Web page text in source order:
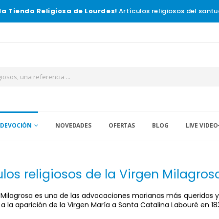
Tienda Religiosa de Lourdes! Artículos religiosos del
NOVEDADES OFERTAS BLOG LIVE
religiosos de la Virgen
Milagrosa es una de las advocaciones marianas más
la aparición de la Virgen María a Santa Catalina Labouré en